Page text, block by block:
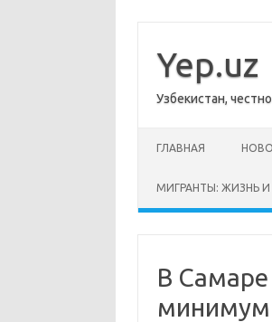
содержимому
Yep.uz
Узбекистан, честно
ГЛАВНАЯ
МИГРАНТЫ: ЖИЗНЬ И
В
минимум